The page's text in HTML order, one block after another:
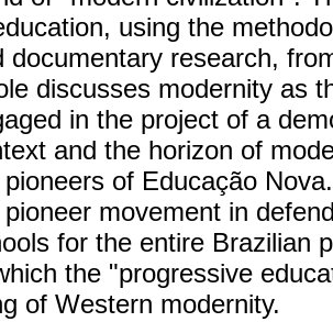
using the
documentary research,
discusses modernity as
in the project of a
and the horizon of
of Educação
movement in
for the entire Brazilian
the "progressive
of Western modernity.